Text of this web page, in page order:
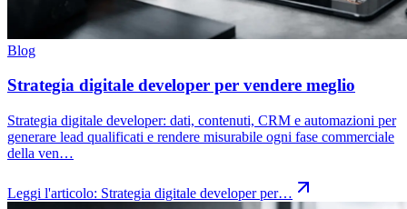
Blog
Strategia digitale developer per vendere meglio
Strategia digitale developer: dati, contenuti, CRM e automazioni per
generare lead qualificati e rendere misurabile ogni fase commerciale
della ven…
Leggi l'articolo: Strategia digitale developer per…